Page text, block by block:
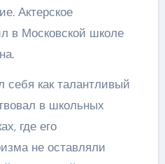
Актерское
в Московской школе
как талантливый
в школьных
где его
не оставляли